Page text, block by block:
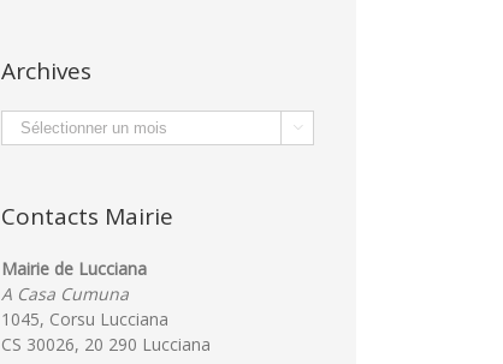
Archives
Archives 
Contacts Mairie
Mairie de Lucciana
A Casa Cumuna
1045, Corsu Lucciana
CS 30026, 20 290 Lucciana